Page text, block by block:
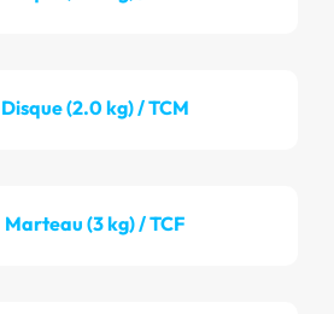
Disque (2.0 kg) / TCM
Marteau (3 kg) / TCF